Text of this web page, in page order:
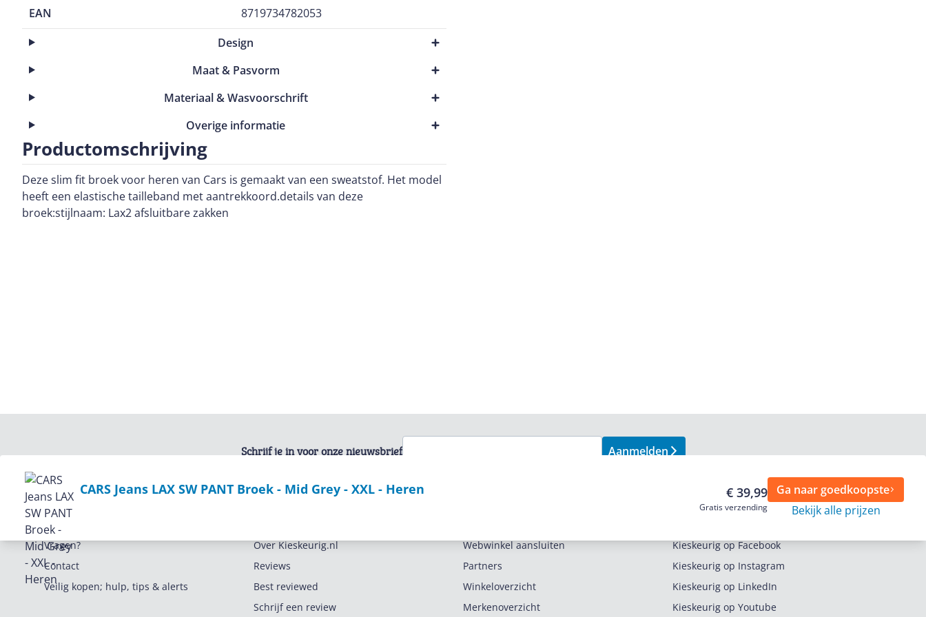
EAN
8719734782053
Design
Maat & Pasvorm
Materiaal & Wasvoorschrift
Overige informatie
Productomschrijving
Deze slim fit broek voor heren van Cars is gemaakt van een sweatstof. Het model
heeft een elastische tailleband met aantrekkoord.details van deze
broek:stijlnaam: Lax2 afsluitbare zakken
CARS Jeans LAX SW PANT Broek - Mid Grey - XXL - Heren € 39,99
Gratis verzending
Ga naar goedkoopste
Bekijk alle prijzen
Schrijf je in voor onze nieuwsbrief Aanmelden
Service
Vragen?
Contact
Veilig kopen; hulp, tips & alerts
Over Kieskeurig.nl
Reviews
Best reviewed
Schrijf een review
Webwinkel aansluiten
Partners
Winkeloverzicht
Merkenoverzicht
Kieskeurig op Facebook
Kieskeurig op Instagram
Kieskeurig op LinkedIn
Kieskeurig op Youtube